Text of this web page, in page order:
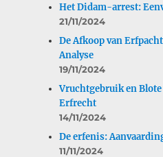
Het Didam-arrest:
21/11/2024
De Afkoop van
Analyse
19/11/2024
Vruchtgebruik en
Erfrecht
14/11/2024
De erfenis:
11/11/2024